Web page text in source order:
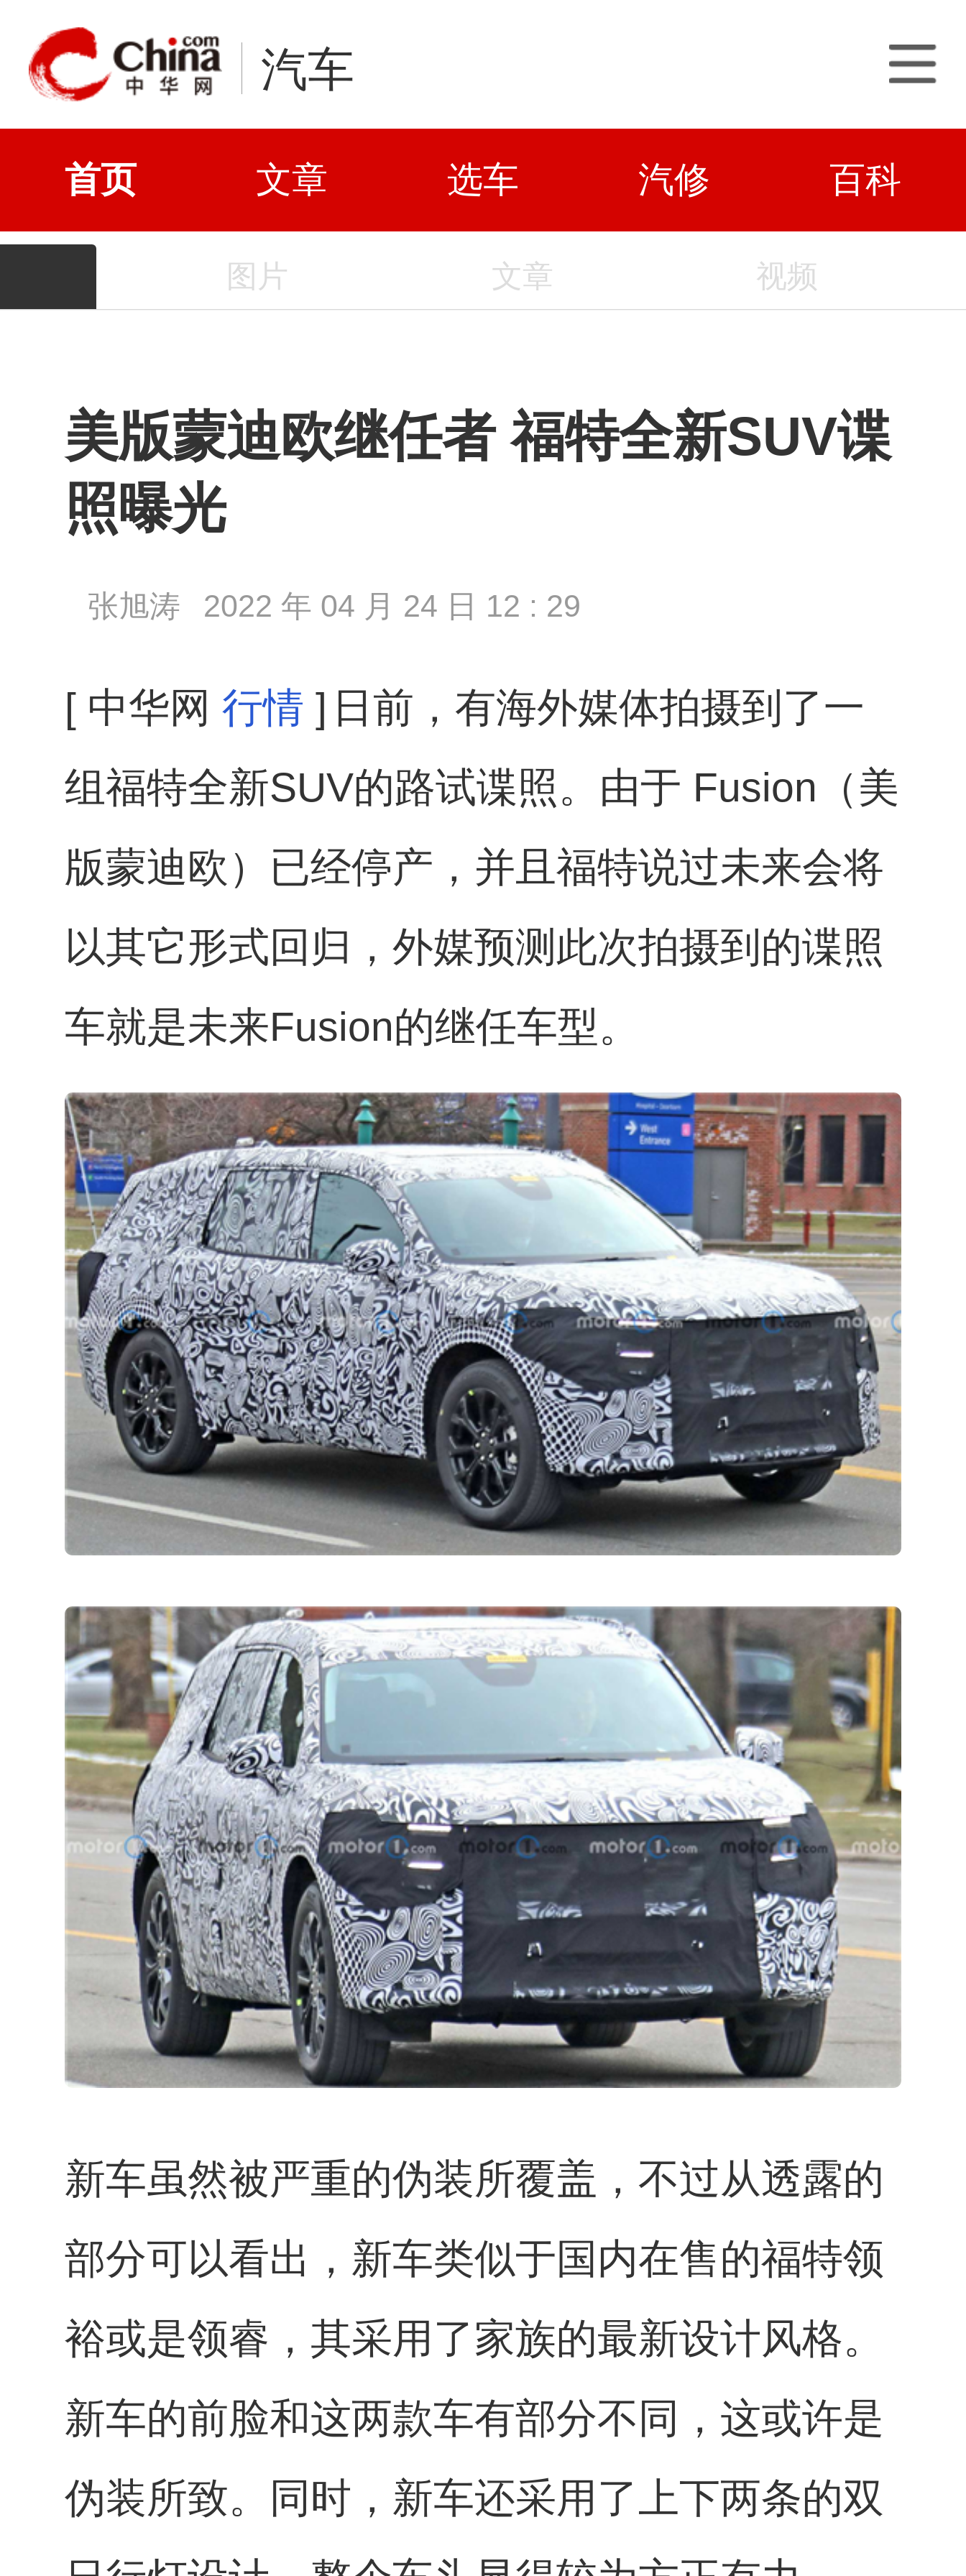
汽车
首页 文章 选车 汽修 百科
图片 文章 视频
美版蒙迪欧继任者 福特全新SUV谍
照曝光
张旭涛 2022 年 04 月 24 日 12 : 29
[ 中华网 行情 ] 日前，有海外媒体拍摄到了一
组福特全新SUV的路试谍照。由于 Fusion（美
版蒙迪欧）已经停产，并且福特说过未来会将
以其它形式回归，外媒预测此次拍摄到的谍照
车就是未来Fusion的继任车型。
新车虽然被严重的伪装所覆盖，不过从透露的
部分可以看出，新车类似于国内在售的福特领
裕或是领睿，其采用了家族的最新设计风格。
新车的前脸和这两款车有部分不同，这或许是
伪装所致。同时，新车还采用了上下两条的双